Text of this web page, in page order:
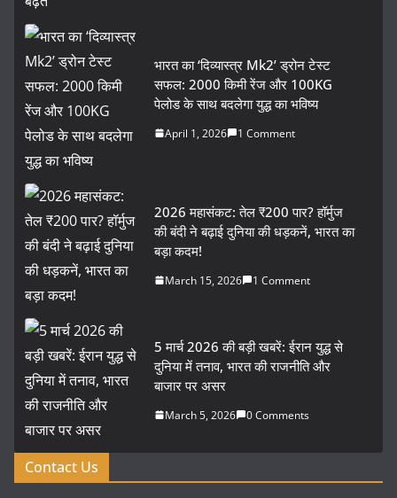
भारत का ‘दिव्यास्त्र Mk2’ ड्रोन टेस्ट
सफल: 2000 किमी रेंज और 100KG
पेलोड के साथ बदलेगा युद्ध का भविष्य
April 1, 2026 1 Comment
2026 महासंकट: तेल ₹200 पार? हॉर्मुज
की बंदी ने बढ़ाई दुनिया की धड़कनें, भारत का
बड़ा कदम!
March 15, 2026 1 Comment
5 मार्च 2026 की बड़ी खबरें: ईरान युद्ध से
दुनिया में तनाव, भारत की राजनीति और
बाजार पर असर
March 5, 2026 0 Comments
Contact Us